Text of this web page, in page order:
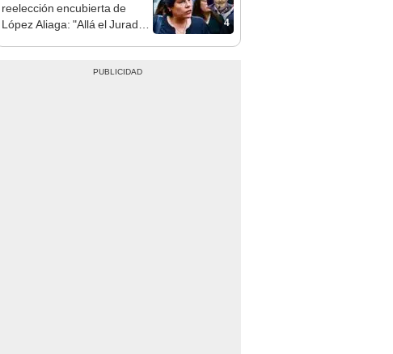
4
reelección encubierta de
López Aliaga: "Allá el Jurado